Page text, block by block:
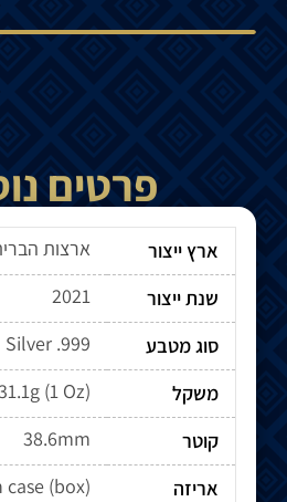
פרטים
ארץ ייצור
ארצות
שנת ייצור
2021
סוג מטבע
Silver .999
משקל
(1 Oz)
קוטר
38.6mm
אריזה
(box)